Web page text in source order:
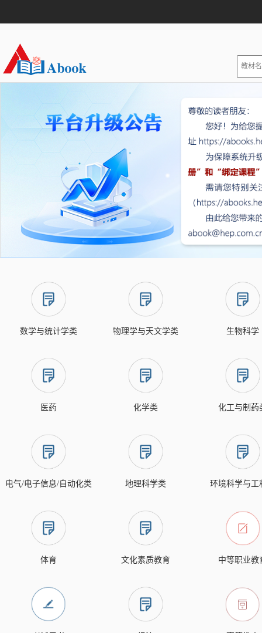
数学与统计学类 物理学与天文学类 生物科学
医药 化学类 化工与制药
电气/电子信息/自动化类 地理科学类 环境科学与工
体育 文化素质教育 中等职业教